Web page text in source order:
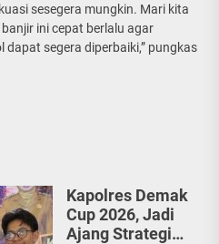
sesegera mungkin. Mari kita
ini cepat berlalu agar
dapat segera diperbaiki,” pungkas
Kapolres Demak
Cup 2026, Jadi
Ajang Strategi